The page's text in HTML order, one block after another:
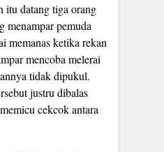
itu datang tiga orang
menampar pemuda
memanas ketika rekan
mencoba melerai
tidak dipukul.
justru dibalas
cekcok antara